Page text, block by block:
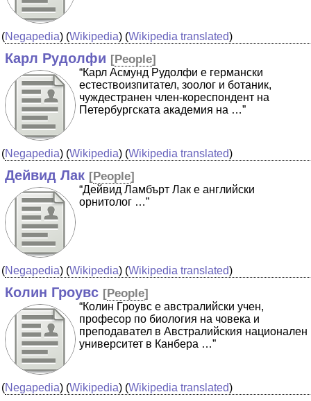
(Negapedia) (Wikipedia) (Wikipedia translated)
Карл Рудолфи [People]
“Карл Асмунд Рудолфи е германски
естествоизпитател, зоолог и ботаник,
чуждестранен член-кореспондент на
Петербургската академия на …”
(Negapedia) (Wikipedia) (Wikipedia translated)
Дейвид Лак [People]
“Дейвид Ламбърт Лак е английски
орнитолог …”
(Negapedia) (Wikipedia) (Wikipedia translated)
Колин Гроувс [People]
“Колин Гроувс е австралийски учен,
професор по биология на човека и
преподавател в Австралийския национален
университет в Канбера …”
(Negapedia) (Wikipedia) (Wikipedia translated)